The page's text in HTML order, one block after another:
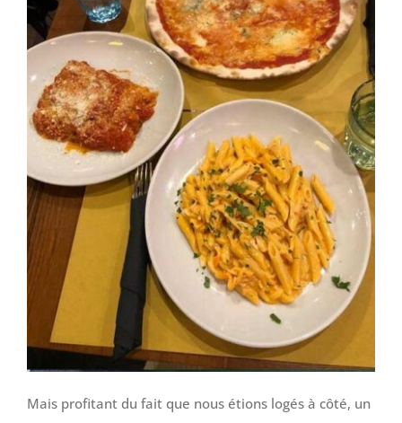
Mais profitant du fait que nous étions logés à côté, un